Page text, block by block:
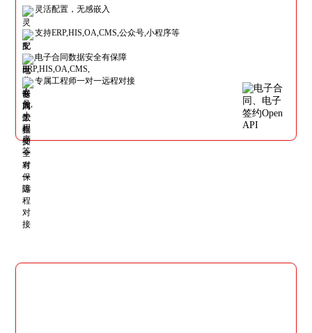
灵活配置，无感嵌入
支持ERP,HIS,OA,CMS,公众号,小程序等
电子合同数据安全有保障
专属工程师一对一远程对接